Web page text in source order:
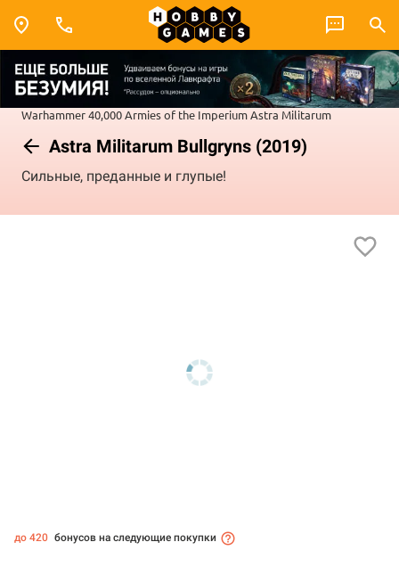
Warhammer 40,000Armies of the ImperiumAstra Militarum
Astra Militarum Bullgryns (2019)
Сильные, преданные и глупые!
до 420 бонусов на следующие покупки